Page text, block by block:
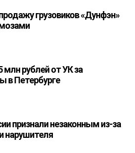
грузовиков «Дунфэн»
млн рублей от УК за
в Петербурге
признали незаконным из-за
нарушителя